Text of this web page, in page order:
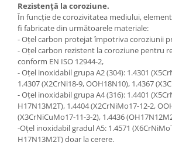
Rezistență la coroziune.
În funcție de corozivitatea mediului,
fi fabricate din următoarele materiale:
- Oțel carbon protejat împotriva coroziunii
- Oțel carbon rezistent la coroziune pentru
conform EN ISO 12944-2,
- Oțel inoxidabil grupa A2 (304): 1.4301
1.4307 (X2CrNi18-9, OOH18N10), 1.4367
- Oțel inoxidabil grupa A4 (316): 1.4401
H17N13M2T), 1.4404 (X2CrNiMo17-12-2,
(X3CrNiCuMo17-11-3-2), 1.4436
-Oțel inoxidabil gradul A5: 1.4571
H17N13M2T) doar la cerere.